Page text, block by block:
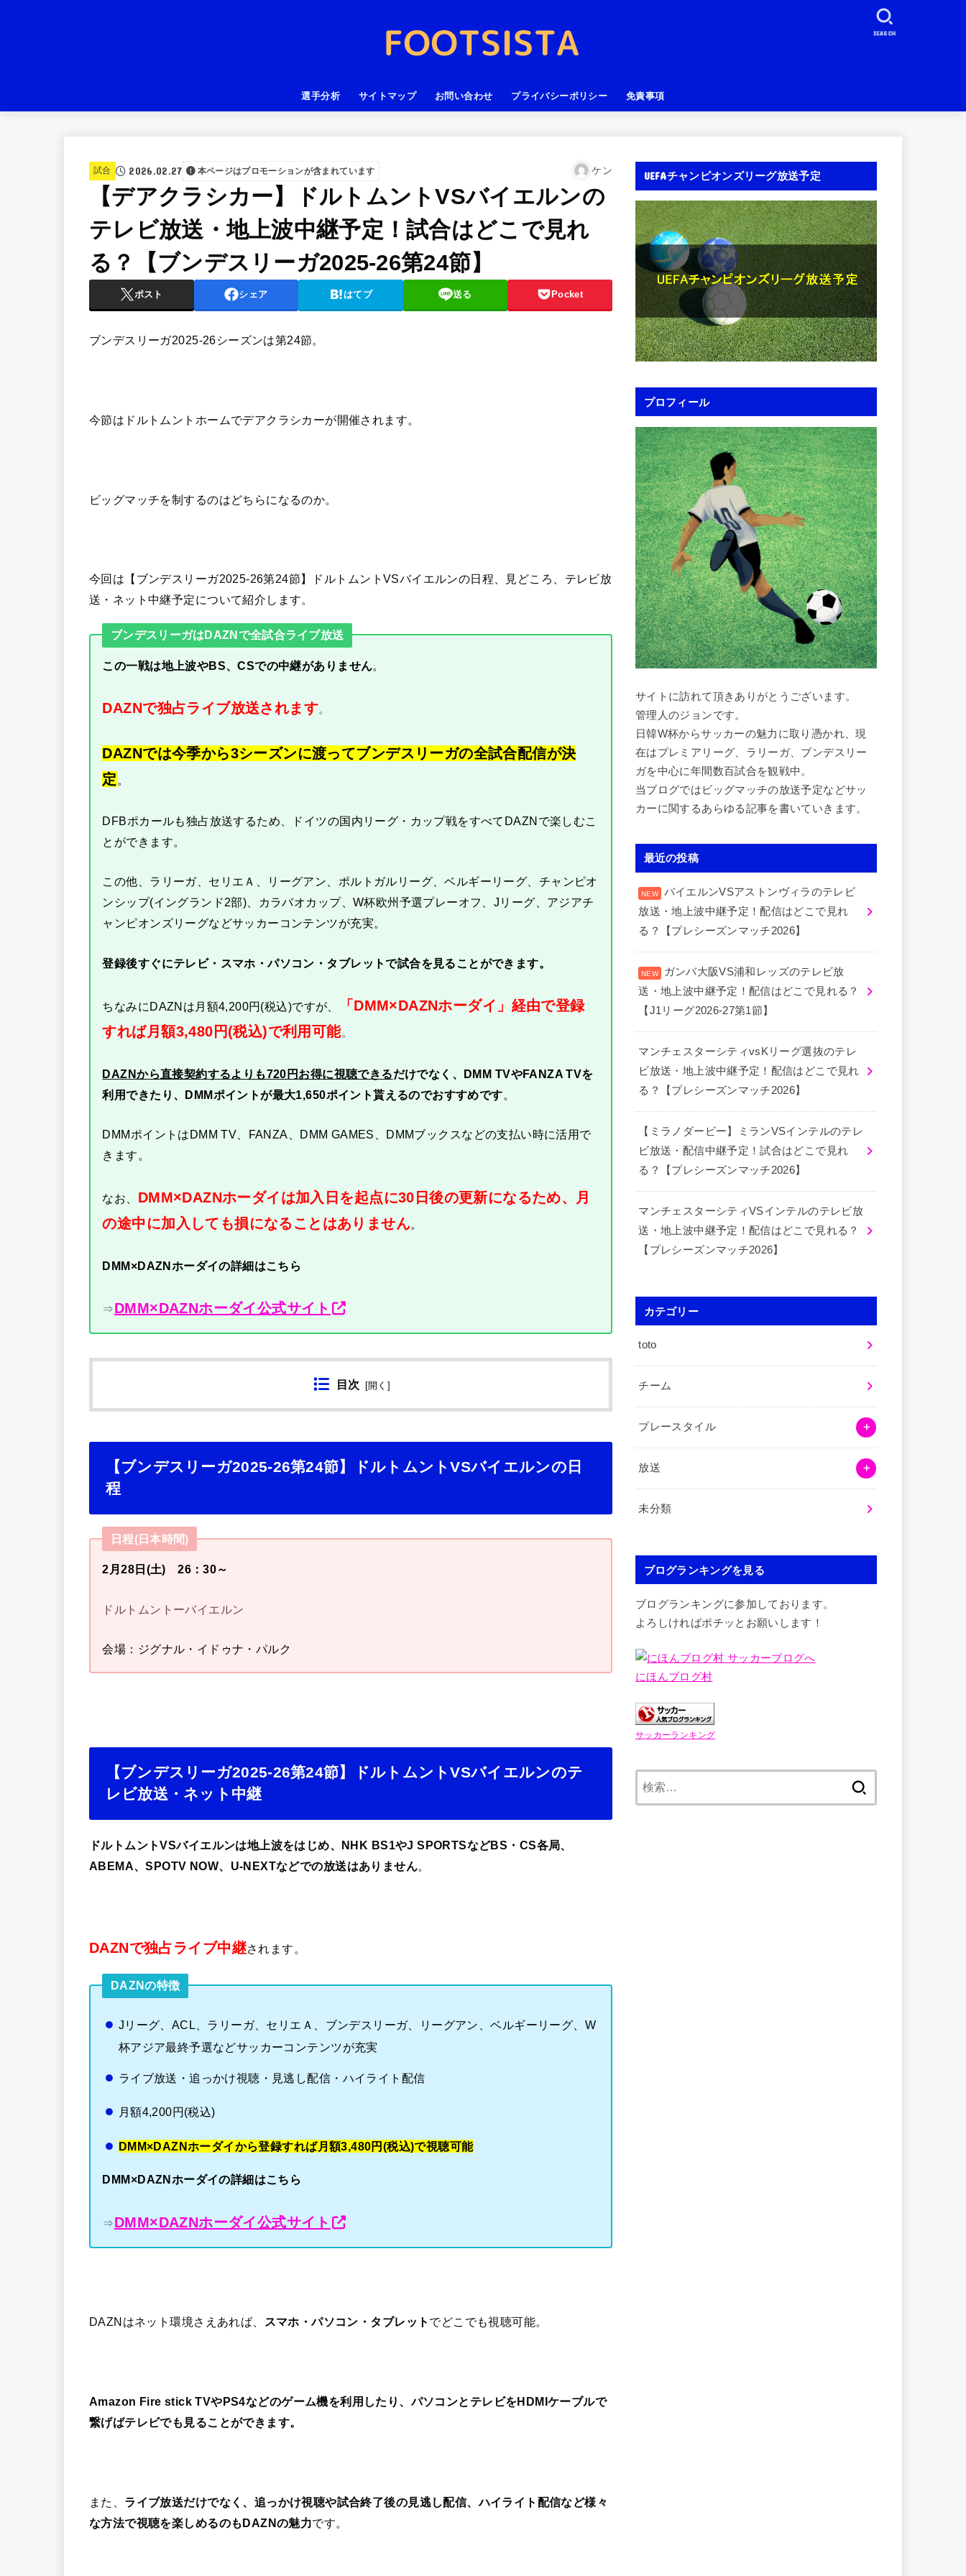
選手分析 サイトマップ お問い合わせ プライバシーポリシー 免責事項
SEARCH
試合 2026.02.27 本ページはプロモーションが含まれています ケン
【デアクラシカー】ドルトムントVSバイエルンの
テレビ放送・地上波中継予定！試合はどこで見れ
る？【ブンデスリーガ2025-26第24節】
ポスト シェア はてブ 送る Pocket
ブンデスリーガ2025-26シーズンは第24節。
今節はドルトムントホームでデアクラシカーが開催されます。
ビッグマッチを制するのはどちらになるのか。
今回は【ブンデスリーガ2025-26第24節】ドルトムントVSバイエルンの日程、見どころ、テレビ放
送・ネット中継予定について紹介します。
ブンデスリーガはDAZNで全試合ライブ放送
この一戦は地上波やBS、CSでの中継がありません。
DAZNで独占ライブ放送されます。
DAZNでは今季から3シーズンに渡ってブンデスリーガの全試合配信が決
定 。
DFBポカールも独占放送するため、ドイツの国内リーグ・カップ戦をすべてDAZNで楽しむこ
とができます。
この他、ラリーガ、セリエＡ、リーグアン、ポルトガルリーグ、ベルギーリーグ、チャンピオ
ンシップ(イングランド2部)、カラバオカップ、W杯欧州予選プレーオフ、Jリーグ、アジアチ
ャンピオンズリーグなどサッカーコンテンツが充実。
登録後すぐにテレビ・スマホ・パソコン・タブレットで試合を見ることができます。
ちなみにDAZNは月額4,200円(税込)ですが、
「DMM×DAZNホーダイ」経由で登録
すれば月額3,480円(税込)で利用可能。
DAZNから直接契約するよりも720円お得に視聴できるだけでなく、DMM TVやFANZA TVを
利用できたり、DMMポイントが最大1,650ポイント貰えるのでおすすめです
DMMポイントはDMM TV、FANZA、DMM GAMES、DMMブックスなどの支払い時に活用で
きます。
なお、 DMM×DAZNホーダイは加入日を起点に30日後の更新になるため、月
の途中に加入しても損になることはありません。
DMM×DAZNホーダイの詳細はこちら
⇒DMM×DAZNホーダイ公式サイト
目次 開く
【ブンデスリーガ2025-26第24節】ドルトムントVSバイエルンの日
程
日程(日本時間)
2月28日(土) 26：30～
ドルトムントーバイエルン
会場：ジグナル・イドゥナ・パルク
【ブンデスリーガ2025-26第24節】ドルトムントVSバイエルンのテ
レビ放送・ネット中継
ドルトムントVSバイエルンは地上波をはじめ、NHK BS1やJ SPORTSなどBS・CS各局、
ABEMA、SPOTV NOW、U-NEXTなどでの放送はありません
DAZNで独占ライブ中継されます。
DAZNの特徴
Jリーグ、ACL、ラリーガ、セリエＡ、ブンデスリーガ、リーグアン、ベルギーリーグ、W
杯アジア最終予選などサッカーコンテンツが充実
ライブ放送・追っかけ視聴・見逃し配信・ハイライト配信
月額4,200円(税込)
DMM×DAZNホーダイから登録すれば月額3,480円(税込)で視聴可能
DMM×DAZNホーダイの詳細はこちら
⇒DMM×DAZNホーダイ公式サイト
DAZNはネット環境さえあれば、 スマホ・パソコン・タブレット でどこでも視聴可能。
Amazon Fire stick TVやPS4などのゲーム機を利用したり、パソコンとテレビをHDMIケーブルで
繋げばテレビでも見ることができます。
また、 ライブ放送だけでなく、追っかけ視聴や試合終了後の見逃し配信、ハイライト配信など様々
な方法で視聴を楽しめるのもDAZNの魅力です。
UEFAチャンピオンズリーグ放送予定
プロフィール
サイトに訪れて頂きありがとうございます。
管理人のジョンです。
日韓W杯からサッカーの魅力に取り憑かれ、現
在はプレミアリーグ、ラリーガ、ブンデスリー
ガを中心に年間数百試合を観戦中。
当ブログではビッグマッチの放送予定などサッ
カーに関するあらゆる記事を書いていきます。
最近の投稿
バイエルンVSアストンヴィラのテレビ
放送・地上波中継予定！配信はどこで見れ
る？【プレシーズンマッチ2026】
ガンバ大阪VS浦和レッズのテレビ放
送・地上波中継予定！配信はどこで見れる？
【J1リーグ2026-27第1節】
マンチェスターシティvsKリーグ選抜のテレ
ビ放送・地上波中継予定！配信はどこで見れ
る？【プレシーズンマッチ2026】
【ミラノダービー】ミランVSインテルのテレ
ビ放送・配信中継予定！試合はどこで見れ
る？【プレシーズンマッチ2026】
マンチェスターシティVSインテルのテレビ放
送・地上波中継予定！配信はどこで見れる？
【プレシーズンマッチ2026】
カテゴリー
toto
チーム
プレースタイル
放送
未分類
ブログランキングを見る
ブログランキングに参加しております。
よろしければポチッとお願いします！
にほんブログ村
サッカーランキング